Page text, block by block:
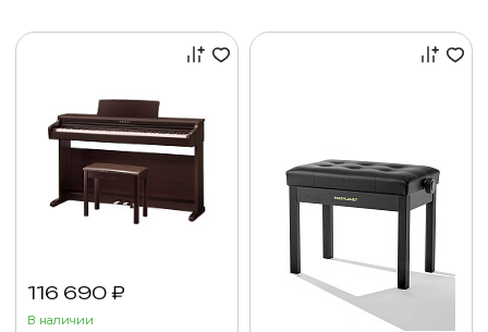
116 690 ₽
В наличии